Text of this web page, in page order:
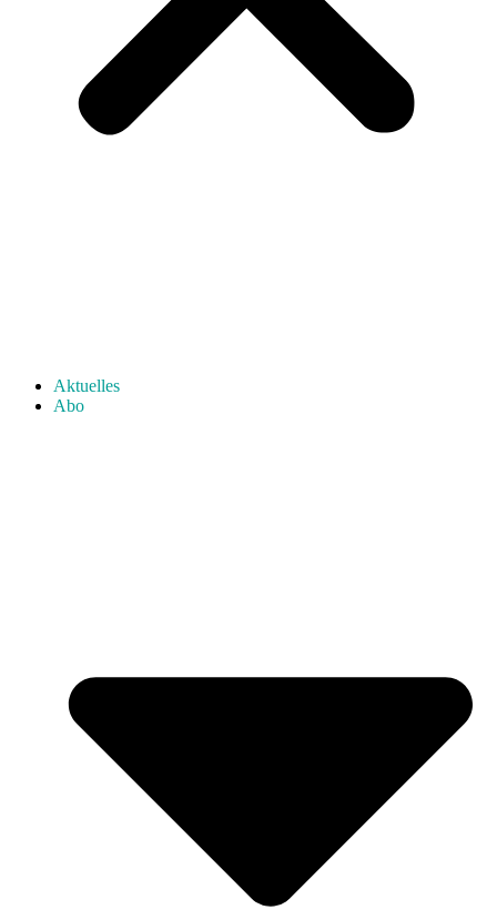
Aktuelles
Abo